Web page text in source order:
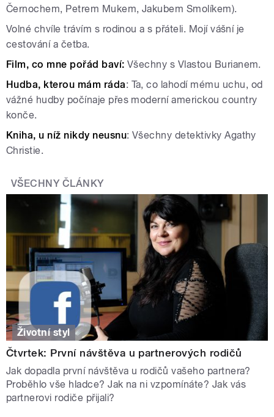
Černochem, Petrem Mukem, Jakubem Smolíkem).
Volné chvíle trávím s rodinou a s přáteli. Mojí vášní je
cestování a četba.
Film, co mne pořád baví: Všechny s Vlastou Burianem.
Hudba, kterou mám ráda: Ta, co lahodí mému uchu, od
vážné hudby počínaje přes moderní americkou country
konče.
Kniha, u níž nikdy neusnu: Všechny detektivky Agathy
Christie.
VŠECHNY ČLÁNKY
Životní styl
Čtvrtek: První návštěva u partnerových rodičů
Jak dopadla první návštěva u rodičů vašeho partnera?
Proběhlo vše hladce? Jak na ni vzpomínáte? Jak vás
partnerovi rodiče přijali?